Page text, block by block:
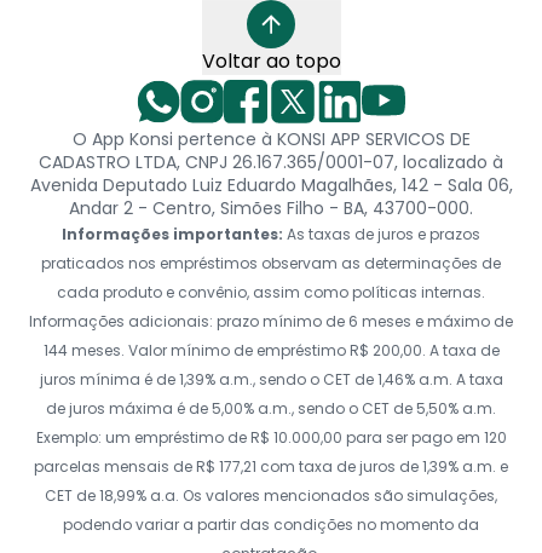
Voltar ao topo
O App Konsi pertence à KONSI APP SERVICOS DE
CADASTRO LTDA, CNPJ 26.167.365/0001-07, localizado à
Avenida Deputado Luiz Eduardo Magalhães, 142 - Sala 06,
Andar 2 - Centro, Simões Filho - BA, 43700-000.
Informações importantes: As taxas de juros e prazos
praticados nos empréstimos observam as determinações de
cada produto e convênio, assim como políticas internas.
Informações adicionais: prazo mínimo de 6 meses e máximo de
144 meses. Valor mínimo de empréstimo R$ 200,00. A taxa de
juros mínima é de 1,39% a.m., sendo o CET de 1,46% a.m. A taxa
de juros máxima é de 5,00% a.m., sendo o CET de 5,50% a.m.
Exemplo: um empréstimo de R$ 10.000,00 para ser pago em 120
parcelas mensais de R$ 177,21 com taxa de juros de 1,39% a.m. e
CET de 18,99% a.a. Os valores mencionados são simulações,
podendo variar a partir das condições no momento da